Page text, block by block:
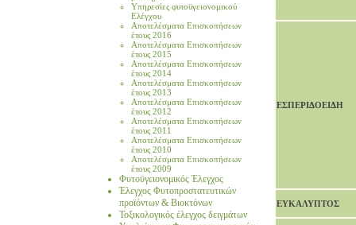
Υπηρεσίες φυτοϋγειονομικού
Ελέγχου
Αποτελέσματα Eπισκοπήσεων
έτους 2016
Αποτελέσματα Eπισκοπήσεων
έτους 2015
Αποτελέσματα Eπισκοπήσεων
έτους 2014
Αποτελέσματα Eπισκοπήσεων
έτους 2013
Αποτελέσματα Eπισκοπήσεων
έτους 2012
Αποτελέσματα Eπισκοπήσεων
έτους 2011
Αποτελέσματα Eπισκοπήσεων
έτους 2010
Αποτελέσματα Eπισκοπήσεων
έτους 2009
Φυτοϋγειονομικός Έλεγχος
Έλεγχος Φυτοπροστατευτικών
προϊόντων & Βιοκτόνων
Τοξικολογικός έλεγχος δειγμάτων
ΕΣΠΕΡΙΔΟΕΙΔΗ
ΕΥΚΑΛΥΠΤΟΣ